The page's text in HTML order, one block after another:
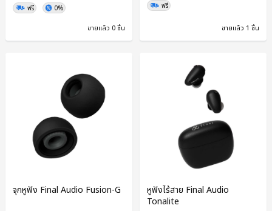
ฟรี 0%
ขายแล้ว 0 ชิ้น
ฟรี
ขายแล้ว 1 ชิ้น
จุกหูฟัง Final Audio Fusion-G
หูฟังไร้สาย Final Audio
Tonalite